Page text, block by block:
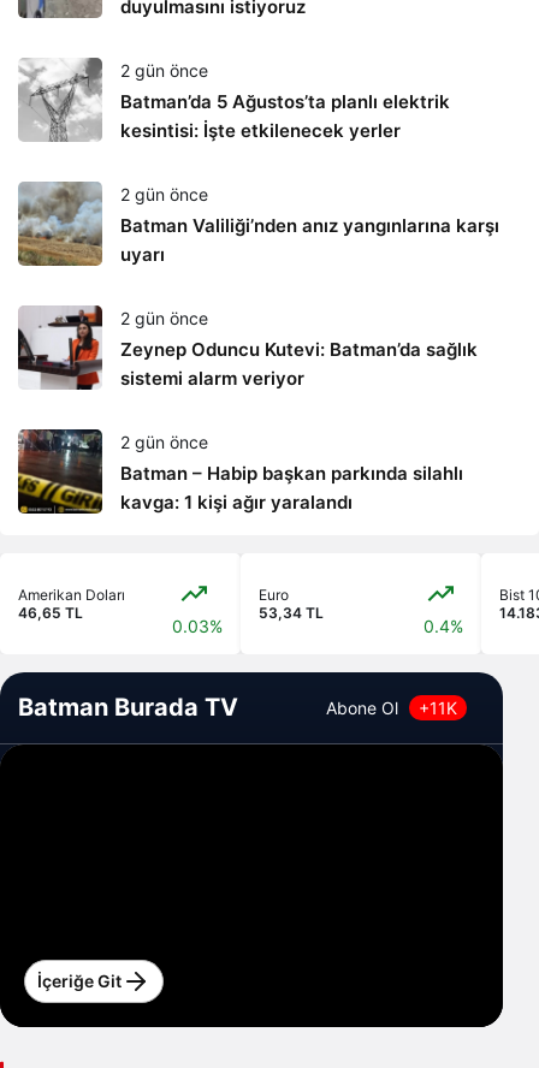
duyulmasını istiyoruz
2 gün önce
Batman’da 5 Ağustos’ta planlı elektrik
kesintisi: İşte etkilenecek yerler
2 gün önce
Batman Valiliği’nden anız yangınlarına karşı
uyarı
2 gün önce
Zeynep Oduncu Kutevi: Batman’da sağlık
sistemi alarm veriyor
2 gün önce
Batman – Habip başkan parkında silahlı
kavga: 1 kişi ağır yaralandı
Amerikan Doları
46,65 TL
0.03%
Euro
53,34 TL
0.4%
Bist
Batman Burada TV Abone Ol +11K
İçeriğe Git